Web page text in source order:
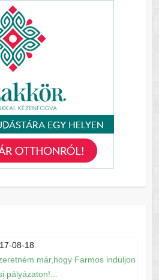
08-18
már,hogy Farmos induljon
pályázaton!...